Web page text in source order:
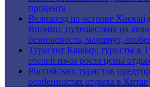
процента
Велозаезд на острове
Японии: путешествие на
безопасность, маршрут,
Турагент Кашыр: туристы в
отелей из-за роста цены
Российских туристов
особенностях отдыха в Китае